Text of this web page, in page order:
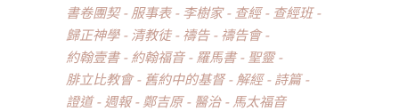
書卷團契
服事表 李樹家 查經
查經班
歸正神學
清教徒 禱告
禱告會
約翰壹書
約翰福音 羅馬書
聖靈
腓立比教會
舊約中的基督 解經
詩篇
證道
週報 鄭吉原 醫治 馬太福音